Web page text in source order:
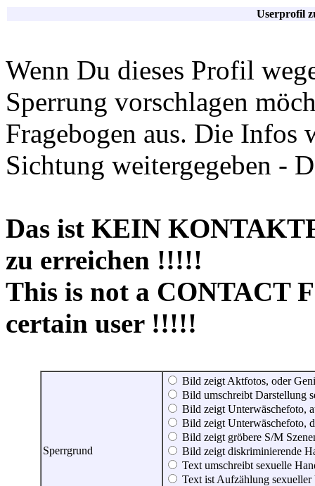
Userprofil
Wenn Du dieses Profil
Sperrung vorschlagen
Fragebogen aus. Die Infos
Sichtung weitergegeben -
Das ist KEIN
zu erreichen !!!!!
This is not a CONTACT
certain user !!!!!
Sperrgrund
Bild zeigt Aktfotos, oder
Bild umschreibt Darstellung
Bild zeigt Unterwäschefoto,
Bild zeigt Unterwäschefoto,
Bild zeigt gröbere S/M
Bild zeigt diskriminierende
Text umschreibt sexuelle
Text ist Aufzählung sexueller